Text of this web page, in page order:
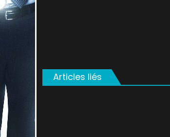
Articles liés